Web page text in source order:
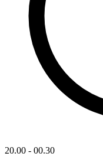
20.00 - 00.30